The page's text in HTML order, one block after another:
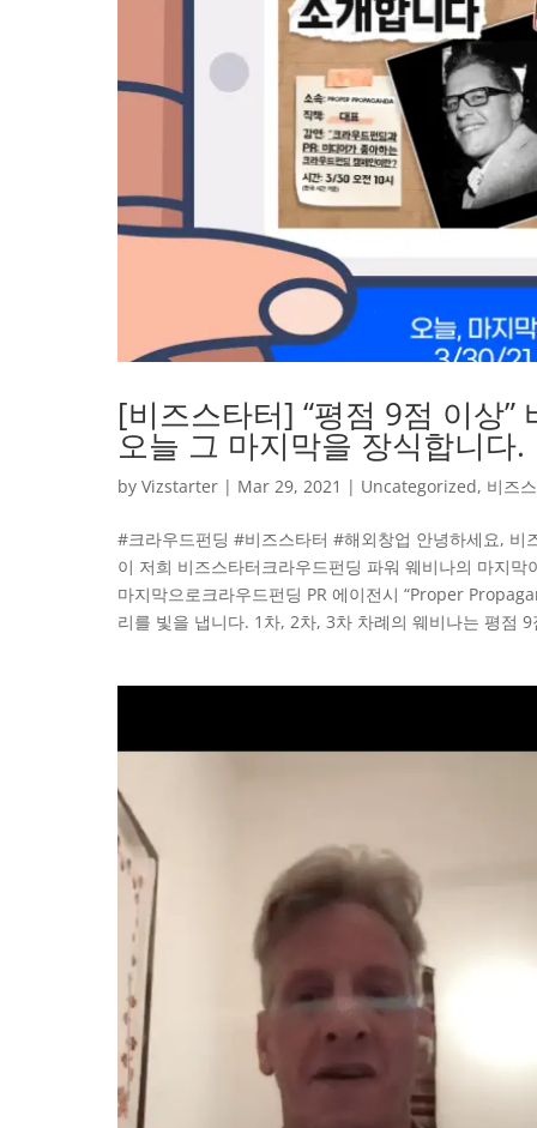
[비즈스타터] “평점 9점 이상
오늘 그 마지막을 장식합니다.
by Vizstarter | Mar 29, 2021 | Uncategorized, 비즈
#크라우드펀딩 #비즈스타터 #해외창업 안녕하세요, 비
이 저희 비즈스타터크라우드펀딩 파워 웨비나의 마지
마지막으로크라우드펀딩 PR 에이전시 “Proper
리를 빛을 냅니다. 1차, 2차, 3차 차례의 웨비나는 평점